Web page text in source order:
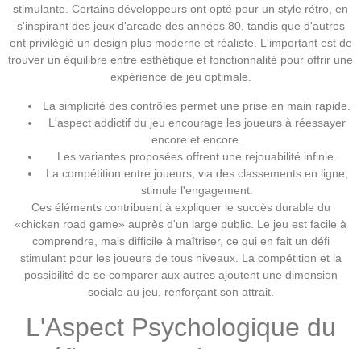
stimulante. Certains développeurs ont opté pour un style rétro, en
s'inspirant des jeux d'arcade des années 80, tandis que d'autres
ont privilégié un design plus moderne et réaliste. L'important est de
trouver un équilibre entre esthétique et fonctionnalité pour offrir une
expérience de jeu optimale.
La simplicité des contrôles permet une prise en main rapide.
L'aspect addictif du jeu encourage les joueurs à réessayer
encore et encore.
Les variantes proposées offrent une rejouabilité infinie.
La compétition entre joueurs, via des classements en ligne,
stimule l'engagement.
Ces éléments contribuent à expliquer le succès durable du
«chicken road game» auprès d'un large public. Le jeu est facile à
comprendre, mais difficile à maîtriser, ce qui en fait un défi
stimulant pour les joueurs de tous niveaux. La compétition et la
possibilité de se comparer aux autres ajoutent une dimension
sociale au jeu, renforçant son attrait.
L'Aspect Psychologique du